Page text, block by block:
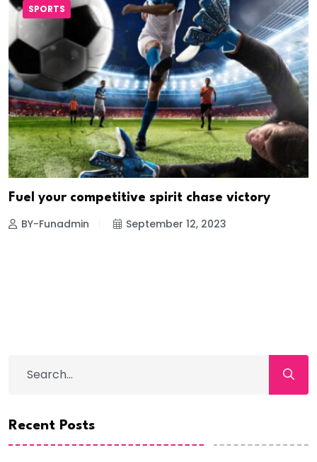
SPORTS
Fuel your competitive spirit chase victory
BY-Funadmin September 12, 2023
Recent Posts